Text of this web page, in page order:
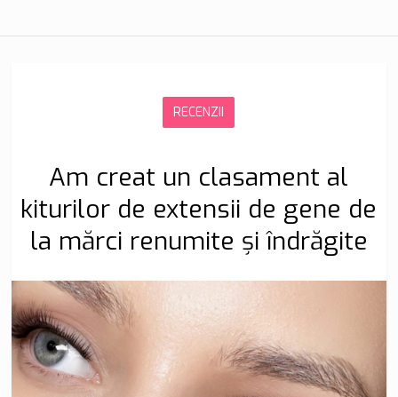
RECENZII
Am creat un clasament al
kiturilor de extensii de gene de
la mărci renumite și îndrăgite